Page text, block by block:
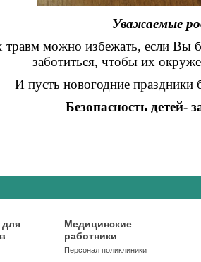
Уважаемые
можно избежать, если Вы
заботиться, чтобы их
И пусть новогодние праздники
Безопасность детей-
Медицинские
работники
Персонал поликлиники